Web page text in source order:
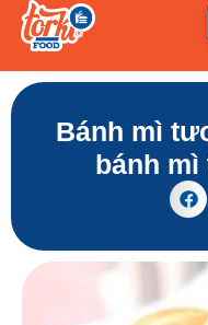
Bánh mì
bánh